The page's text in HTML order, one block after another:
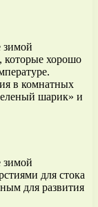
зимой
которые хорошо
в комнатных
шарик» и
зимой
для стока
для развития